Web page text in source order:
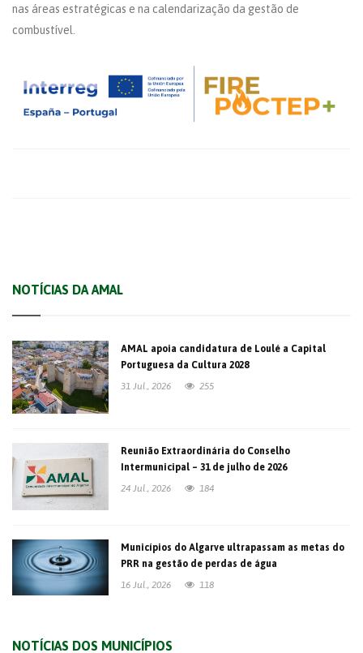
nas áreas estratégicas e na calendarização da gestão de
combustível.
NOTÍCIAS DA AMAL
AMAL apoia candidatura de Loulé a Capital
Portuguesa da Cultura 2028
31 Jul., 2026
255
Reunião Extraordinária do Conselho
Intermunicipal – 31 de julho de 2026
24 Jul., 2026
184
Municípios do Algarve ultrapassam as metas do
PRR na gestão de perdas de água
16 Jul., 2026
118
NOTÍCIAS DOS MUNICÍPIOS